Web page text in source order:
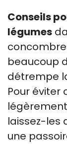
Conseils
légumes
beaucoup
détrempe
Pour éviter
laissez-les
une